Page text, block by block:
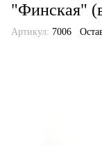
"Финская"
Артикул: 7006